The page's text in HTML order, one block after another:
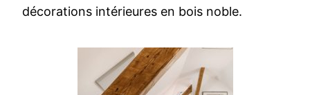
décorations intérieures en bois noble.